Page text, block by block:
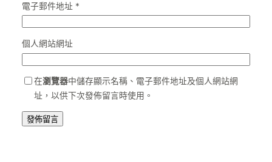
電子郵件地址 *
個人網站網址
在瀏覽器中儲存顯示名稱、電子郵件地址及個人網站網
址，以供下次發佈留言時使用。